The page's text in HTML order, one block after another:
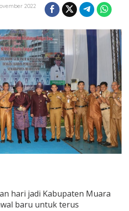
2022
hari jadi Kabupaten Muara
baru untuk terus